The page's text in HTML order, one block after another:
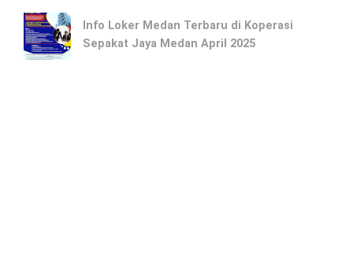
Info Loker Medan Terbaru di Koperasi
Sepakat Jaya Medan April 2025